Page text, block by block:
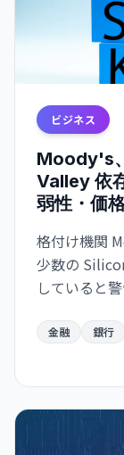
ビジネス
Moody's
Valley 依
弱性・価
格付け機関
少数の
していると
金融システ
金融 銀行